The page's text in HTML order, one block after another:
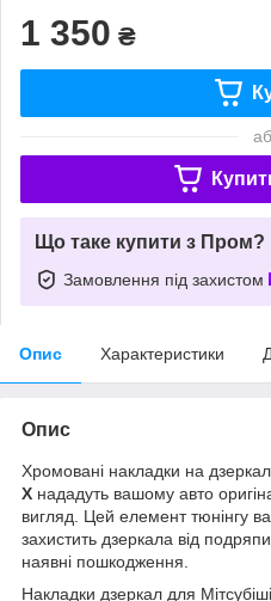
1 350 ₴
Що таке купити з Пром?
Замовлення під захистом
Опис Характеристики
Опис
Хромовані накладки на
X нададуть вашому авто
вигляд. Цей елемент тюнінгу
захистить дзеркала від
наявні пошкодження.
Накладки дзеркал для